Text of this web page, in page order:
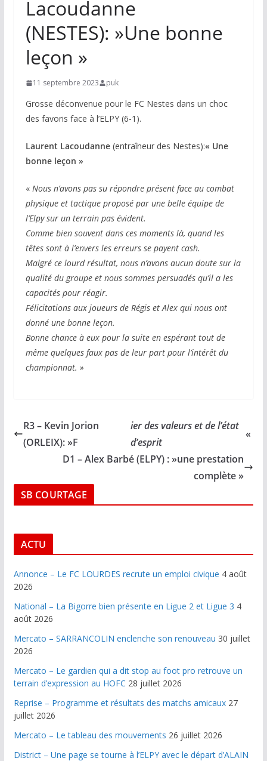
Lacoudanne
(NESTES): »Une bonne
leçon »
11 septembre 2023 puk
Grosse déconvenue pour le FC Nestes dans un choc
des favoris face à l’ELPY (6-1).
Laurent Lacoudanne(entraîneur des Nestes):« Une
bonne leçon »
« Nous n’avons pas su répondre présent face au combat
physique et tactique proposé par une belle équipe de
l’Elpy sur un terrain pas évident.
Comme bien souvent dans ces moments là, quand les
têtes sont à l’envers les erreurs se payent cash.
Malgré ce lourd résultat, nous n’avons aucun doute sur la
qualité du groupe et nous sommes persuadés qu’il a les
capacités pour réagir.
Félicitations aux joueurs de Régis et Alex qui nous ont
donné une bonne leçon.
Bonne chance à eux pour la suite en espérant tout de
même quelques faux pas de leur part pour l’intérêt du
championnat. »
R3 – Kevin Jorion
(ORLEIX): »F
ier des valeurs et de l’état
d’esprit
«
D1 – Alex Barbé (ELPY) : »une prestation
complète »
SB COURTAGE
ACTU
Annonce – Le FC LOURDES recrute un emploi civique 4 août
2026
National – La Bigorre bien présente en Ligue 2 et Ligue 3 4
août 2026
Mercato – SARRANCOLIN enclenche son renouveau 30 juillet
2026
Mercato – Le gardien qui a dit stop au foot pro retrouve un
terrain d’expression au HOFC 28 juillet 2026
Reprise – Programme et résultats des matchs amicaux 27
juillet 2026
Mercato – Le tableau des mouvements 26 juillet 2026
District – Une page se tourne à l’ELPY avec le départ d’ALAIN